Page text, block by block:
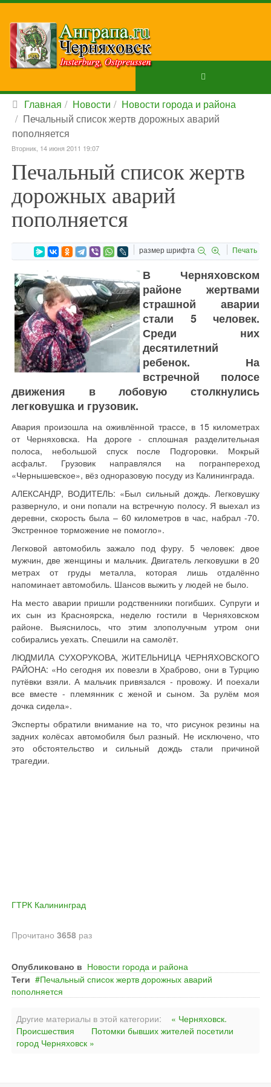
Главная Новости
Новости города и района
Печальный список жертв дорожных аварий
пополняется
Вторник, 14 июня 2011 19:07
Печальный список жертв
дорожных аварий
пополняется
размер шрифта Печать
В Черняховском
районе жертвами
страшной аварии
стали 5 человек.
Среди них
десятилетний
ребенок. На
встречной полосе
движения в лобовую столкнулись
легковушка и грузовик.
Авария произошла на оживлённой трассе, в 15 километрах
от Черняховска. На дороге - сплошная разделительная
полоса, небольшой спуск после Подгоровки. Мокрый
асфальт. Грузовик направлялся на погранпереход
«Чернышевское», вёз одноразовую посуду из Калининграда.
АЛЕКСАНДР, ВОДИТЕЛЬ: «Был сильный дождь. Легковушку
развернуло, и они попали на встречную полосу. Я выехал из
деревни, скорость была – 60 километров в час, набрал -70.
Экстренное торможение не помогло».
Легковой автомобиль зажало под фуру. 5 человек: двое
мужчин, две женщины и мальчик. Двигатель легковушки в 20
метрах от груды металла, которая лишь отдалённо
напоминает автомобиль. Шансов выжить у людей не было.
На место аварии пришли родственники погибших. Супруги и
их сын из Красноярска, неделю гостили в Черняховском
районе. Выяснилось, что этим злополучным утром они
собирались уехать. Спешили на самолёт.
ЛЮДМИЛА СУХОРУКОВА, ЖИТЕЛЬНИЦА ЧЕРНЯХОВСКОГО
РАЙОНА: «Но сегодня их повезли в Храброво, они в Турцию
путёвки взяли. А мальчик привязался - провожу. И поехали
все вместе - племянник с женой и сыном. За рулём моя
дочка сидела».
Эксперты обратили внимание на то, что рисунок резины на
задних колёсах автомобиля был разный. Не исключено, что
это обстоятельство и сильный дождь стали причиной
трагедии.
ГТРК Калининград
Прочитано 3658 раз
Опубликовано в Новости города и района
Теги
Печальный список жертв дорожных аварий
пополняется
Другие материалы в этой категории:
« Черняховск.
Происшествия
Потомки бывших жителей посетили
город Черняховск »